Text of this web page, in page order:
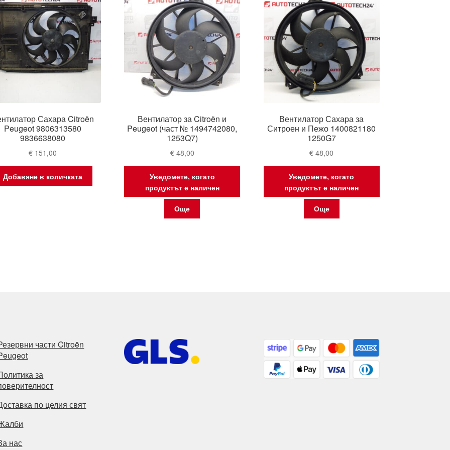
Сахара Citroën
Peugeot 9806313580
9836638080
€ 151,00
Добавяне в количката
Вентилатор за Citroën и
Peugeot (част № 1494742080,
1253Q7)
€48,00
Уведомете, когато
продуктът е наличен
Още
Вентилатор Сахара за
Ситроен и Пежо 1400821180
1250G7
€ 48,00
Уведомете, когато
продуктът е наличен
Още
части Citroën
за
по целия свят
нас